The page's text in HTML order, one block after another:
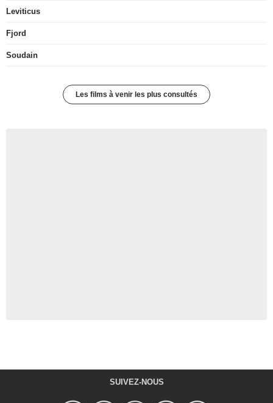
Leviticus
Fjord
Soudain
Les films à venir les plus consultés
SUIVEZ-NOUS